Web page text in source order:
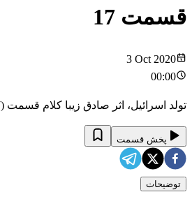
قسمت 17
3 Oct 2020
00:00
تولد اسرائیل، اثر صادق زیبا کلام قسمت (17)
پخش قسمت
توضیحات